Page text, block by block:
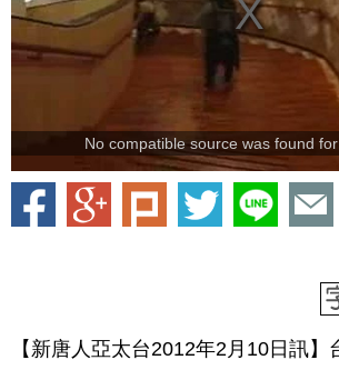
No compatible source was found
【新唐人亞太台2012年2月10日訊】